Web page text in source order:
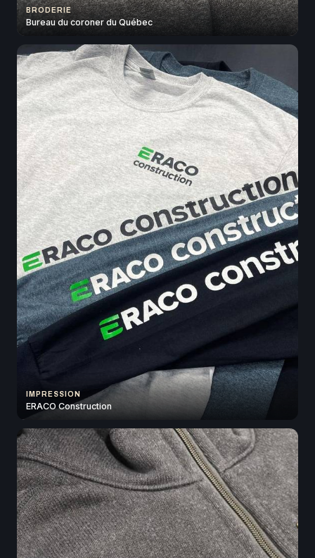
BRODERIE
Bureau du coroner du Québec
IMPRESSION
ERACO Construction